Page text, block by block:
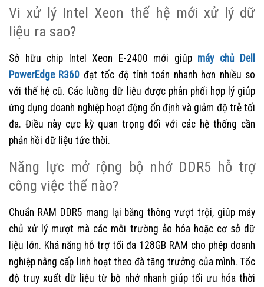
Vi xử lý Intel Xeon thế hệ mới xử lý dữ
liệu ra sao?
Sở hữu chip Intel Xeon E-2400 mới giúp máy chủ Dell
PowerEdge R360 đạt tốc độ tính toán nhanh hơn nhiều so
với thế hệ cũ. Các luồng dữ liệu được phân phối hợp lý giúp
ứng dụng doanh nghiệp hoạt động ổn định và giảm độ trễ tối
đa. Điều này cực kỳ quan trọng đối với các hệ thống cần
phản hồi dữ liệu tức thời.
Năng lực mở rộng bộ nhớ DDR5 hỗ trợ
công việc thế nào?
Chuẩn RAM DDR5 mang lại băng thông vượt trội, giúp máy
chủ xử lý mượt mà các môi trường ảo hóa hoặc cơ sở dữ
liệu lớn. Khả năng hỗ trợ tối đa 128GB RAM cho phép doanh
nghiệp nâng cấp linh hoạt theo đà tăng trưởng của mình. Tốc
độ truy xuất dữ liệu từ bộ nhớ nhanh giúp tối ưu hóa thời